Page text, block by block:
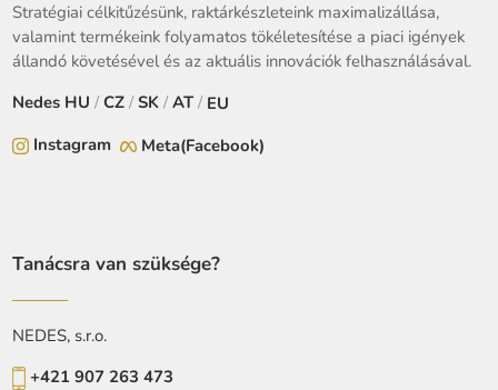
Stratégiai célkitűzésünk, raktárkészleteink maximalizállása,
valamint termékeink folyamatos tökéletesítése a piaci igények
állandó követésével és az aktuális innovációk felhasználásával.
Nedes HU /CZ /SK / AT/ EU
Instagram
Meta(Facebook)
Tanácsra van szüksége?
NEDES, s.r.o.
+421 907 263 473